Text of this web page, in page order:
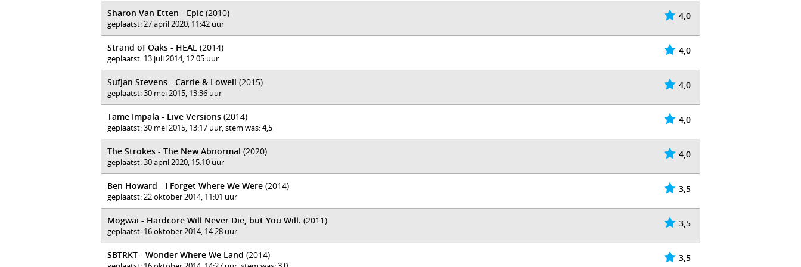
4,0
Sharon Van Etten - Epic (2010)
geplaatst: 27 april 2020, 11:42 uur
4,0
Strand of Oaks - HEAL (2014)
geplaatst: 13 juli 2014, 12:05 uur
4,0
Sufjan Stevens - Carrie & Lowell (2015)
geplaatst: 30 mei 2015, 13:36 uur
4,0
Tame Impala - Live Versions (2014)
geplaatst: 30 mei 2015, 13:17 uur, stem was:4,5
4,0
The Strokes - The New Abnormal (2020)
geplaatst: 30 april 2020, 15:10 uur
3,5
Ben Howard - I Forget Where We Were (2014)
geplaatst: 22 oktober 2014, 11:01 uur
3,5
Mogwai - Hardcore Will Never Die, but You Will. (2011)
geplaatst: 16 oktober 2014, 14:28 uur
3,5
SBTRKT - Wonder Where We Land (2014)